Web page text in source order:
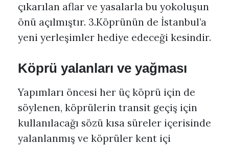
çıkarılan aflar ve yasalarla bu yokoluşun
önü açılmıştır. 3.Köprünün de İstanbul’a
yeni yerleşimler hediye edeceği kesindir.
Köprü yalanları ve yağması
Yapımları öncesi her üç köprü için de
söylenen, köprülerin transit geçiş için
kullanılacağı sözü kısa süreler içerisinde
yalanlanmış ve köprüler kent içi